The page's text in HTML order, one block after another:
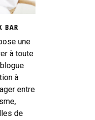
BAR
une
à toute
à
entre
de